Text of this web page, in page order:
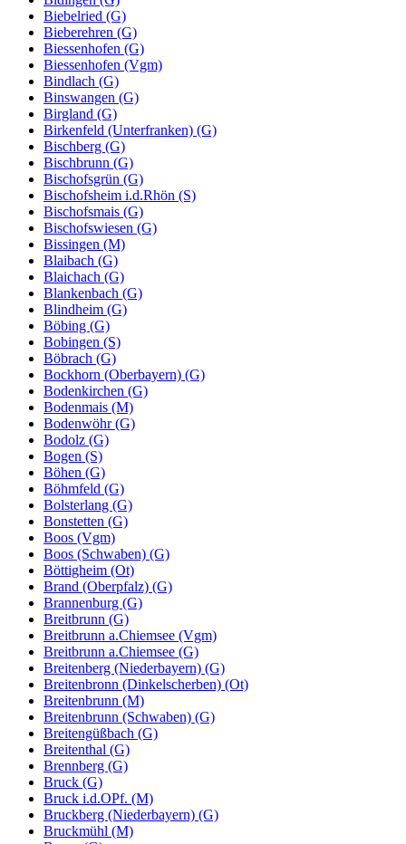
Biebelried (G)
Bieberehren (G)
Biessenhofen (G)
Biessenhofen (Vgm)
Bindlach (G)
Binswangen (G)
Birgland (G)
Birkenfeld (Unterfranken) (G)
Bischberg (G)
Bischbrunn (G)
Bischofsgrün (G)
Bischofsheim i.d.Rhön (S)
Bischofsmais (G)
Bischofswiesen (G)
Bissingen (M)
Blaibach (G)
Blaichach (G)
Blankenbach (G)
Blindheim (G)
Böbing (G)
Bobingen (S)
Böbrach (G)
Bockhorn (Oberbayern) (G)
Bodenkirchen (G)
Bodenmais (M)
Bodenwöhr (G)
Bodolz (G)
Bogen (S)
Böhen (G)
Böhmfeld (G)
Bolsterlang (G)
Bonstetten (G)
Boos (Vgm)
Boos (Schwaben) (G)
Böttigheim (Ot)
Brand (Oberpfalz) (G)
Brannenburg (G)
Breitbrunn (G)
Breitbrunn a.Chiemsee (Vgm)
Breitbrunn a.Chiemsee (G)
Breitenberg (Niederbayern) (G)
Breitenbronn (Dinkelscherben) (Ot)
Breitenbrunn (M)
Breitenbrunn (Schwaben) (G)
Breitengüßbach (G)
Breitenthal (G)
Brennberg (G)
Bruck (G)
Bruck i.d.OPf. (M)
Bruckberg (Niederbayern) (G)
Bruckmühl (M)